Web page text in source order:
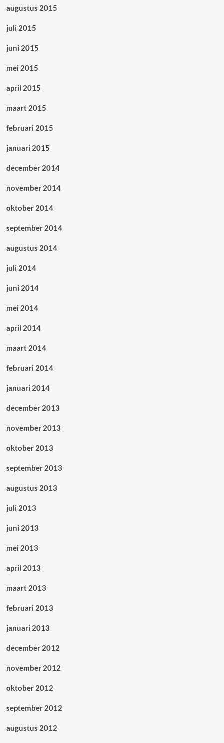
augustus 2015
juli 2015
juni 2015
mei 2015
april 2015
maart 2015
februari 2015
januari 2015
december 2014
november 2014
oktober 2014
september 2014
augustus 2014
juli 2014
juni 2014
mei 2014
april 2014
maart 2014
februari 2014
januari 2014
december 2013
november 2013
oktober 2013
september 2013
augustus 2013
juli 2013
juni 2013
mei 2013
april 2013
maart 2013
februari 2013
januari 2013
december 2012
november 2012
oktober 2012
september 2012
augustus 2012